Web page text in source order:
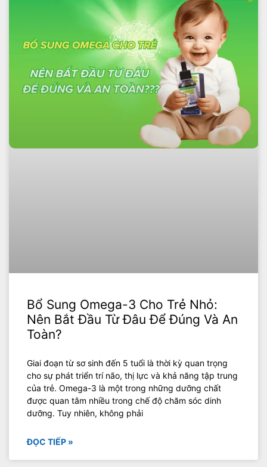
Bổ Sung Omega-3 Cho Trẻ Nhỏ:
Nên Bắt Đầu Từ Đâu Để Đúng Và An
Toàn?
Giai đoạn từ sơ sinh đến 5 tuổi là thời kỳ quan trọng
cho sự phát triển trí não, thị lực và khả năng tập trung
của trẻ. Omega-3 là một trong những dưỡng chất
được quan tâm nhiều trong chế độ chăm sóc dinh
dưỡng. Tuy nhiên, không phải
ĐỌC TIẾP »